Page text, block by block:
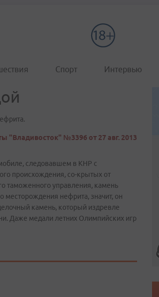
Спорт Интервью
"Владивосток" №3396 от 27 авг. 2013
следовавшем в КНР с
происхождения, со-крытых от
таможенного управления, камень
месторождения нефрита, значит, он
камень, который издревле
Даже медали летних Олимпийских игр